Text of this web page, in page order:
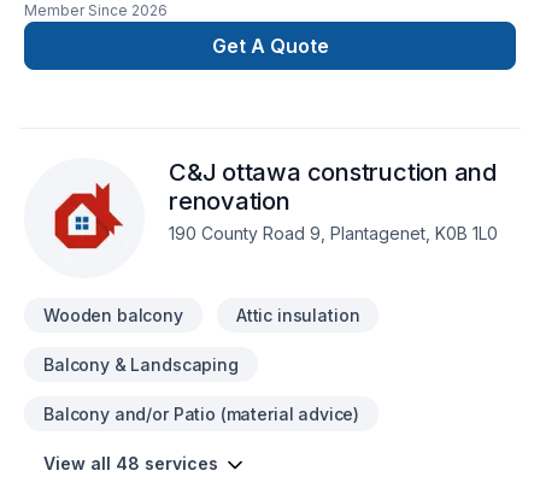
flooring and full home remodeling. Over 15 years of
experience delivering high-quality craftsmanship with honest
pricing. Call now for a free quote!”
Member Since 2026
Get A Quote
C&J ottawa construction and
renovation
190 County Road 9, Plantagenet, K0B 1L0
Wooden balcony Attic insulation
Balcony & Landscaping
Balcony and/or Patio (material advice)
View all 48 services